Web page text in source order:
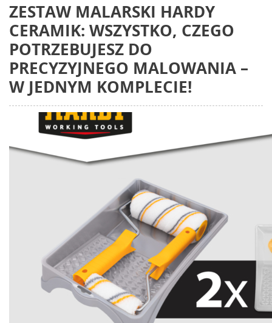
ZESTAW MALARSKI HARDY
CERAMIK: WSZYSTKO, CZEGO
POTRZEBUJESZ DO
PRECYZYJNEGO MALOWANIA –
W JEDNYM KOMPLECIE!